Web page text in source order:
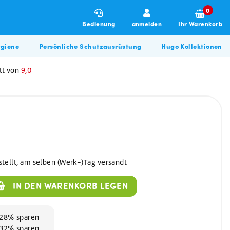
Bedienung anmelden
0
Ihr Warenkorb
Bau & Renovierung
Persönliche Schutzausrüstung Hugo Kollektionen
von 9,0
am selben (Werk-)Tag versandt
IN DEN WARENKORB LEGEN
sparen